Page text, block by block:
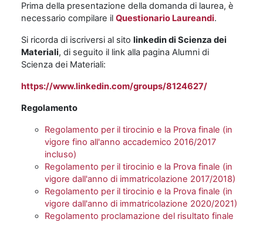
Prima della presentazione della domanda di laurea, è
necessario compilare il Questionario Laureandi.
Si ricorda di iscriversi al sito linkedin di Scienza dei
Materiali, di seguito il link alla pagina Alumni di
Scienza dei Materiali:
https://www.linkedin.com/groups/8124627/
Regolamento
Regolamento per il tirocinio e la Prova finale (in
vigore fino all'anno accademico 2016/2017
incluso)
Regolamento per il tirocinio e la Prova finale (in
vigore dall'anno di immatricolazione 2017/2018)
Regolamento per il tirocinio e la Prova finale (in
vigore dall'anno di immatricolazione 2020/2021)
Regolamento proclamazione del risultato finale